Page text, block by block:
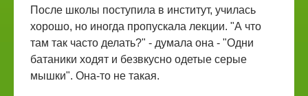
После школы поступила в институт, училась
хорошо, но иногда пропускала лекции. "А что
там так часто делать?" - думала она - "Одни
батаники ходят и безвкусно одетые серые
мышки". Она-то не такая.